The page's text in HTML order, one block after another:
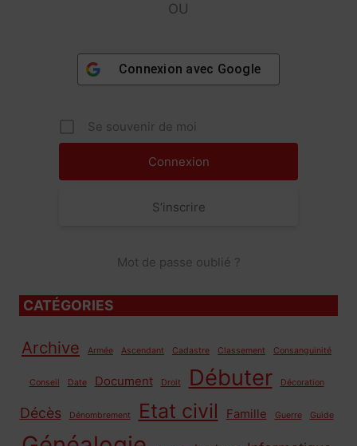
OU
Connexion avec Google
Se souvenir de moi
S’inscrire
Mot de passe oublié ?
CATÉGORIES
Archive Armée Ascendant Cadastre Classement Consanguinité
Conseil Date Document Droit Débuter Décoration
Décès Dénombrement Etat civil Famille Guerre Guide